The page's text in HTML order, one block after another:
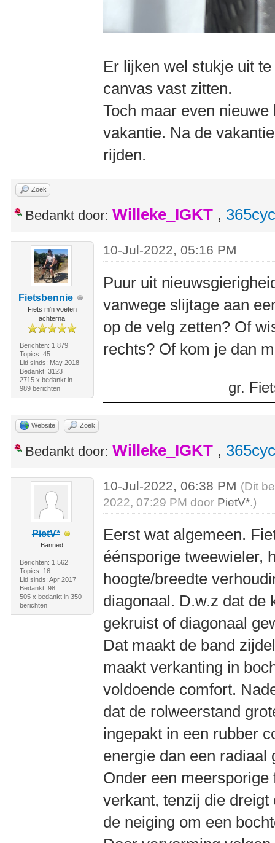
Er lijken wel stukje uit
canvas vast zitten.
Toch maar even
vakantie. Na de
rijden.
Zoek
Bedankt door: Willeke_IGKT ,
Fietsbennie
Fiets m'n voeten
achterna
Berichten: 1.879
Topics: 45
Lid sinds: May 2018
Bedankt: 3123
2715 x bedankt in
989 berichten
10-Jul-2022, 05:16 PM
Puur uit
vanwege slijtage aan
op de velg zetten? Of
rechts? Of kom je dan
gr.
Website Zoek
Bedankt door: Willeke_IGKT ,
PietV*
Banned
Berichten: 1.562
Topics: 16
Lid sinds: Apr 2017
Bedankt: 98
505 x bedankt in 350
berichten
10-Jul-2022, 06:38 PM (Dit
2022, 07:29 PM door PietV*.)
Eerst wat algemeen.
éénsporige tweewieler,
hoogte/breedte
diagonaal. D.w.z dat de
gekruist of diagonaal
Dat maakt de band
maakt verkanting in
voldoende comfort.
dat de rolweerstand
ingepakt in een rubber
energie dan een radiaal
Onder een
verkant, tenzij die
de neiging om een